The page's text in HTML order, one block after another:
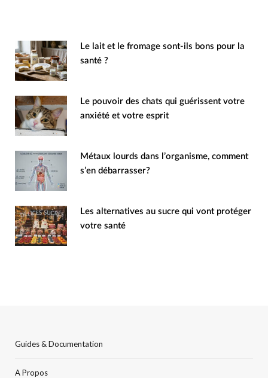
Le lait et le fromage sont-ils bons pour la
santé ?
Le pouvoir des chats qui guérissent votre
anxiété et votre esprit
Métaux lourds dans l’organisme, comment
s’en débarrasser?
Les alternatives au sucre qui vont protéger
votre santé
Guides & Documentation
A Propos